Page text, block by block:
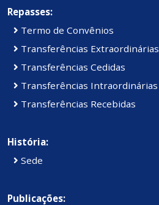
Repasses:
Termo de Convênios
Transferências Extraordinárias
Transferências Cedidas
Transferências Intraordinárias
Transferências Recebidas
História:
Sede
Publicações: